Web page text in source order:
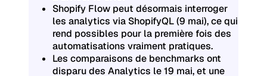
Shopify Flow peut désormais interroger
les analytics via ShopifyQL (9 mai), ce qui
rend possibles pour la première fois des
automatisations vraiment pratiques.
Les comparaisons de benchmarks ont
disparu des Analytics le 19 mai, et une